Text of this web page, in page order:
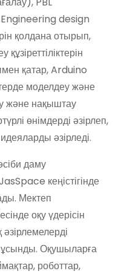
Engineering design
қолдана отырып,
қатар, Arduino
моделдеу және
және нақыштау
өнімдерді әзірлеп,
әзірледі.
даму
кеңістігінде
Мектеп
оқу үдерісін
Оқушыларға
роботтар,